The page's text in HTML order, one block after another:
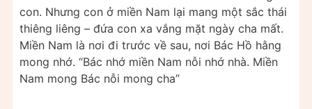
con. Nhưng con ở miền Nam lại mang một sắc thái
thiêng liêng – đứa con xa vắng mặt ngày cha mất.
Miền Nam là nơi đi trước về sau, nơi Bác Hồ hằng
mong nhớ. “Bác nhớ miền Nam nỗi nhớ nhà. Miền
Nam mong Bác nỗi mong cha”